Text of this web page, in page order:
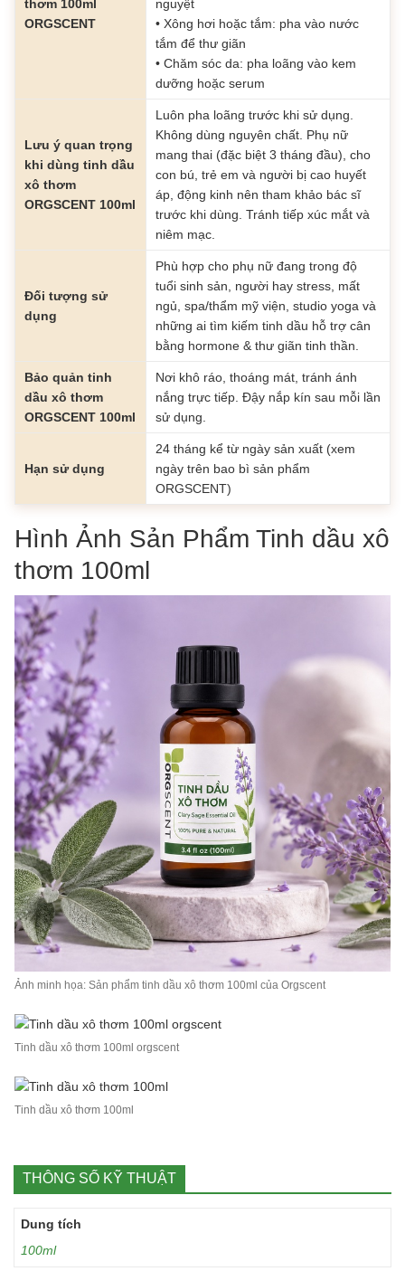
thơm 100ml
ORGSCENT
nguyệt
• Xông hơi hoặc tắm: pha vào nước
tắm để thư giãn
• Chăm sóc da: pha loãng vào kem
dưỡng hoặc serum
Lưu ý quan trọng
khi dùng tinh dầu
xô thơm
ORGSCENT 100ml
Luôn pha loãng trước khi sử dụng.
Không dùng nguyên chất. Phụ nữ
mang thai (đặc biệt 3 tháng đầu), cho
con bú, trẻ em và người bị cao huyết
áp, động kinh nên tham khảo bác sĩ
trước khi dùng. Tránh tiếp xúc mắt và
niêm mạc.
Đối tượng sử
dụng
Phù hợp cho phụ nữ đang trong độ
tuổi sinh sản, người hay stress, mất
ngủ, spa/thẩm mỹ viện, studio yoga và
những ai tìm kiếm tinh dầu hỗ trợ cân
bằng hormone & thư giãn tinh thần.
Bảo quản tinh
dầu xô thơm
ORGSCENT 100ml
Nơi khô ráo, thoáng mát, tránh ánh
nắng trực tiếp. Đậy nắp kín sau mỗi lần
sử dụng.
Hạn sử dụng
24 tháng kể từ ngày sản xuất (xem
ngày trên bao bì sản phẩm
ORGSCENT)
Hình Ảnh Sản Phẩm Tinh dầu xô
thơm 100ml
Ảnh minh họa: Sản phẩm tinh dầu xô thơm 100ml của Orgscent
Tinh dầu xô thơm 100ml orgscent
Tinh dầu xô thơm 100ml
THÔNG SỐ KỸ THUẬT
Dung tích
100ml